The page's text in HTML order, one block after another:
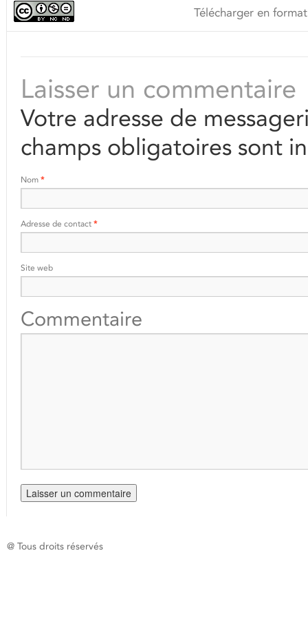
Télécharger en
Laisser un commentaire
Votre adresse de
champs obligatoires sont
Nom *
Adresse de contact *
Site web
Commentaire
@ Tous droits réservés